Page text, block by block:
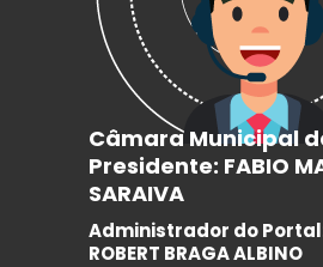
Câmara Municipal
Presidente: FABIO
SARAIVA
Administrador do Portal:
ROBERT BRAGA ALBINO